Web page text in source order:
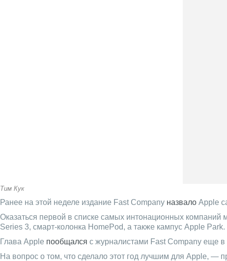
Тим Кук
Ранее на этой неделе издание Fast Company назвало Apple
Оказаться первой в списке самых интонационных
Series 3, смарт-колонка HomePod, а также кампус Apple Park.
Глава Apple пообщался с журналистами Fast Company еще в
На вопрос о том, что сделало этот год лучшим для Apple, —